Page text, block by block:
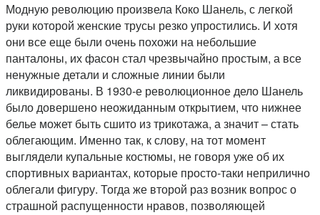
Модную революцию произвела Коко Шанель, с легкой
руки которой женские трусы резко упростились. И хотя
они все еще были очень похожи на небольшие
панталоны, их фасон стал чрезвычайно простым, а все
ненужные детали и сложные линии были
ликвидированы. В 1930-е революционное дело Шанель
было довершено неожиданным открытием, что нижнее
белье может быть сшито из трикотажа, а значит – стать
облегающим. Именно так, к слову, на тот момент
выглядели купальные костюмы, не говоря уже об их
спортивных вариантах, которые просто-таки неприлично
облегали фигуру. Тогда же второй раз возник вопрос о
страшной распущенности нравов, позволяющей